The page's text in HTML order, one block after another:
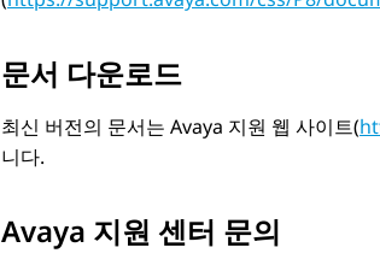
문서 다운로드
최신 버전의 문서는 Avaya 지원 웹 사이트(
니다.
Avaya 지원 센터 문의